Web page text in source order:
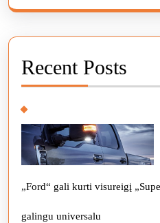
Recent Posts
„Ford“ gali kurti visureigį
galingu universalu